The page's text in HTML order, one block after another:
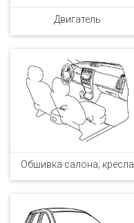
Двигатель
Обшивка салона; кресла